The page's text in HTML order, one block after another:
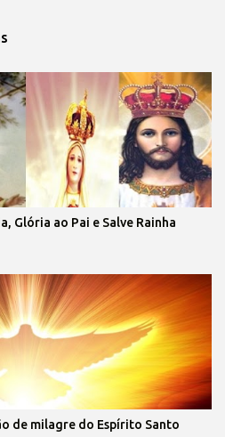
Glória ao Pai e Salve Rainha
de milagre do Espírito Santo